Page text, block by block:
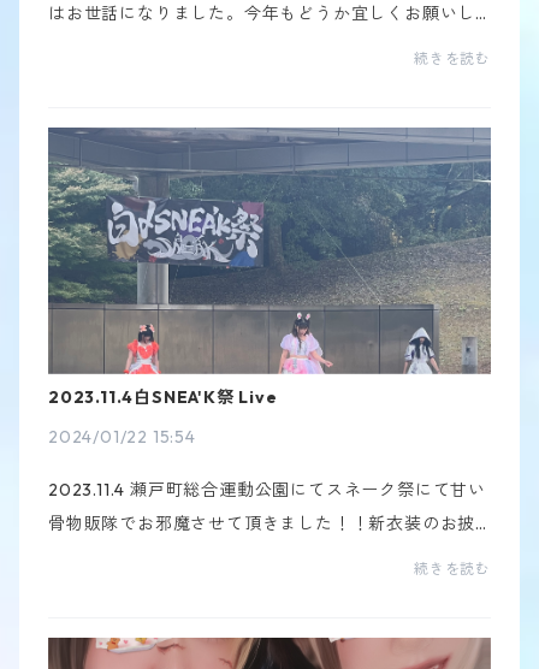
はお世話になりました。今年もどうか宜しくお願いし
ます♪♪今回重大発表があります。それは、私達、、
続きを読む
2023.11.4白SNEA'K祭 Live
2024/01/22 15:54
2023.11.4 瀬戸町総合運動公園にてスネーク祭にて甘い
骨物販隊でお邪魔させて頂きました！！新衣装のお披
露目ともあって、入場した時のおおおーって感じが伝
続きを読む